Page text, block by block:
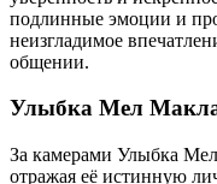
подлинные эмоции и
неизгладимое
общении.
Улыбка Мел
За камерами Улыбка
отражая её истинную